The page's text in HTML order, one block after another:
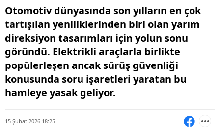
Otomotiv dünyasında son yılların en çok
tartışılan yeniliklerinden biri olan yarım
direksiyon tasarımları için yolun sonu
göründü. Elektrikli araçlarla birlikte
popülerleşen ancak sürüş güvenliği
konusunda soru işaretleri yaratan bu
hamleye yasak geliyor.
15 Şubat 2026 18:25